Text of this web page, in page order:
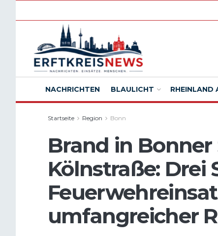
NACHRICHTEN BLAULICHT RHEINLAND
Startseite Region Bonn
Brand in
Kölnstraße: Drei
umfangreicher